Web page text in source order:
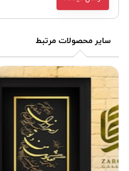
سایر محصولات مرتبط